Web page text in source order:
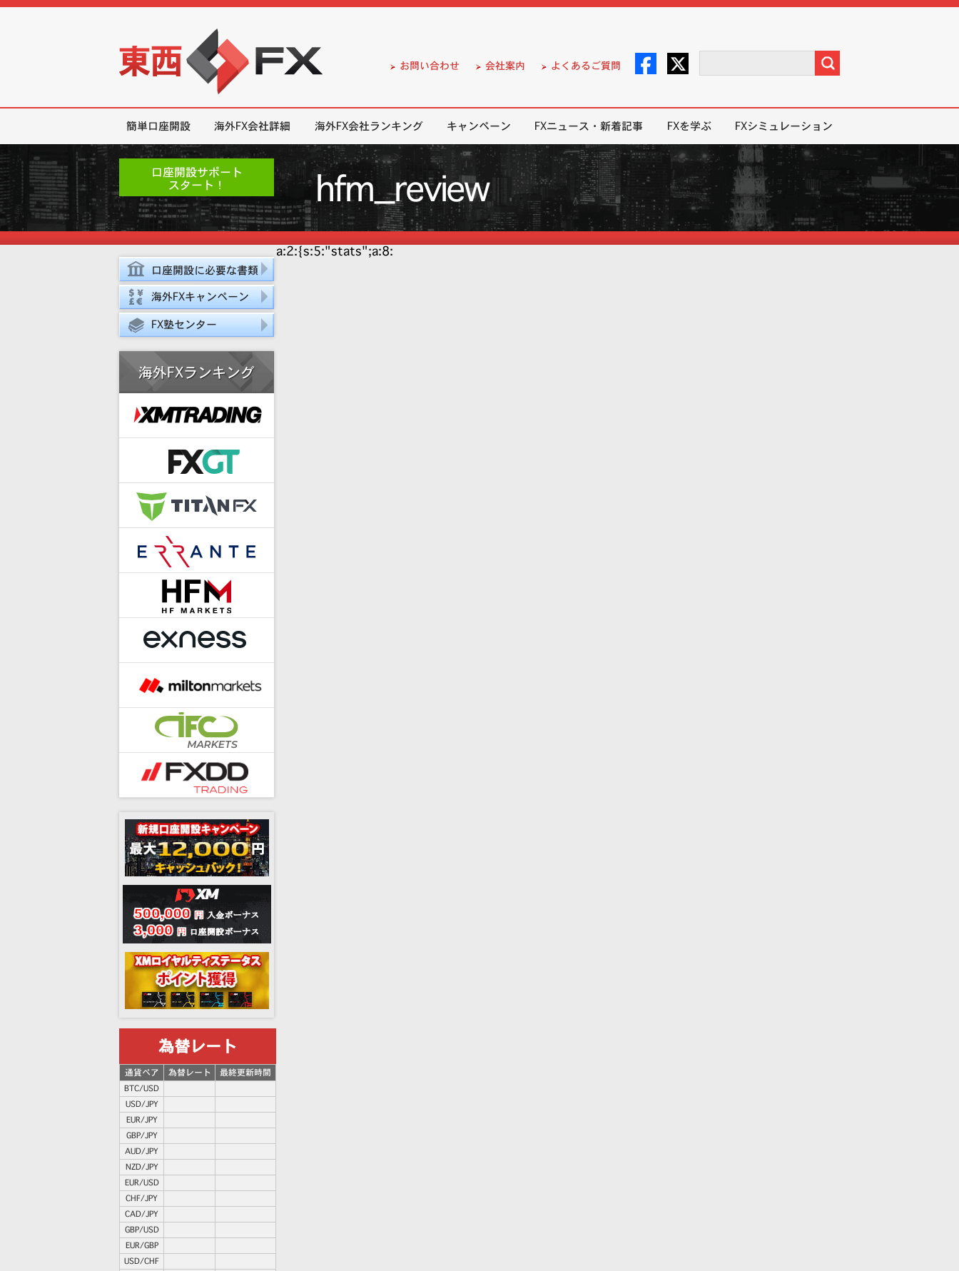
お問い合わせ 会社案内 よくあるご質問
簡単口座開設 海外FX会社詳細 海外FX会社ランキング キャンペーン FXニュース・新着記事 FXを学ぶ FXシミュレーション
hfm_review
口座開設サポート
スタート！
口座開設に必要な書類
海外FXキャンペーン
FX塾センター
海外FXランキング
為替レート
通貨ペア 為替レート 最終更新時間
BTC/USD
USD/JPY
EUR/JPY
GBP/JPY
AUD/JPY
NZD/JPY
EUR/USD
CHF/JPY
CAD/JPY
GBP/USD
EUR/GBP
USD/CHF
a:2:{s:5:"stats";a:8: